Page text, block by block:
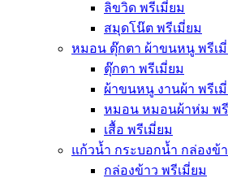
ลิขวิด พรีเมี่ยม
สมุดโน๊ต พรีเมี่ยม
หมอน ตุ๊กตา ผ้าขนหนู พรีเ
ตุ๊กตา พรีเมี่ยม
ผ้าขนหนู งานผ้า พรีเ
หมอน หมอนผ้าห่ม พรี
เสื้อ พรีเมี่ยม
แก้วน้ำ กระบอกน้ำ กล่องข้
กล่องข้าว พรีเมี่ยม